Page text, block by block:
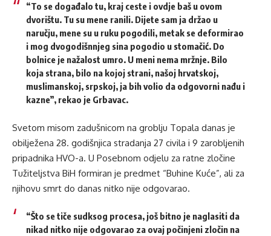
“To se događalo tu, kraj ceste i ovdje baš u ovom
dvorištu. Tu su mene ranili. Dijete sam ja držao u
naručju, mene su u ruku pogodili, metak se deformirao
i mog dvogodišnnjeg sina pogodio u stomačić. Do
bolnice je nažalost umro. U meni nema mržnje. Bilo
koja strana, bilo na kojoj strani, našoj hrvatskoj,
muslimanskoj, srpskoj, ja bih volio da odgovorni nađu i
kazne”, rekao je Grbavac.
Svetom misom zadušnicom na groblju Topala danas je
obilježena 28. godišnjica stradanja 27 civila i 9 zarobljenih
pripadnika HVO-a. U Posebnom odjelu za ratne zločine
Tužiteljstva BiH formiran je predmet “Buhine Kuće”, ali za
njihovu smrt do danas nitko nije odgovarao.
“Što se tiče sudksog procesa, još bitno je naglasiti da
nikad nitko nije odgovarao za ovaj počinjeni zločin na